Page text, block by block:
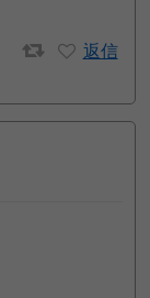
返信